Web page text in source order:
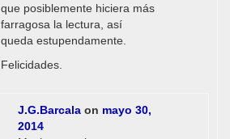
que posiblemente hiciera más
farragosa la lectura, así
queda estupendamente.
Felicidades.
J.G.Barcala on mayo 30,
2014